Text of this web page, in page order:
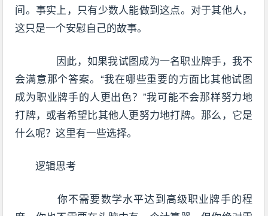
间。事实上，只有少数人能做到这点。对于其他人，
这只是一个安慰自己的故事。
因此，如果我试图成为一名职业牌手，我不
会满意那个答案。“我在哪些重要的方面比其他试图
成为职业牌手的人更出色？”我可能不会那样努力地
打牌，或者希望比其他人更努力地打牌。那么，它是
什么呢？这里有一些选择。
逻辑思考
你不需要数学水平达到高级职业牌手的程